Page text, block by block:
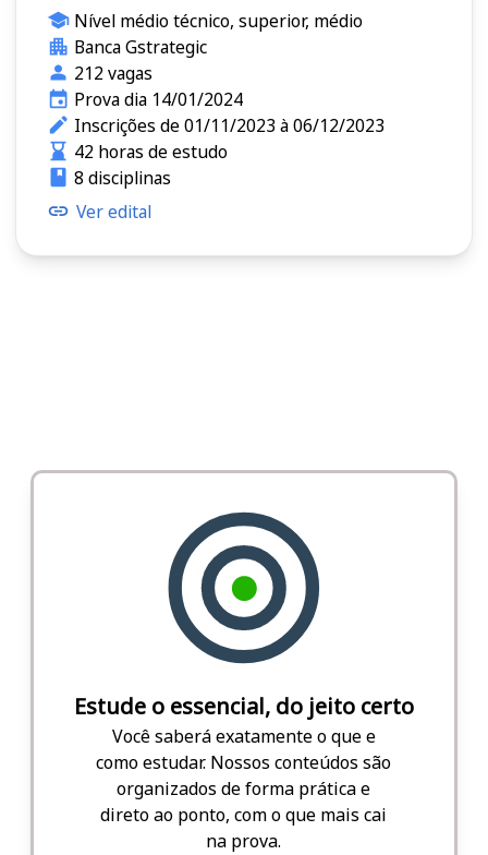
Nível médio técnico, superior, médio
Banca Gstrategic
212 vagas
Prova dia 14/01/2024
Inscrições de 01/11/2023 à 06/12/2023
42 horas de estudo
8 disciplinas
Ver edital
Estude o essencial, do jeito certo
Você saberá exatamente o que e
como estudar. Nossos conteúdos são
organizados de forma prática e
direto ao ponto, com o que mais cai
na prova.